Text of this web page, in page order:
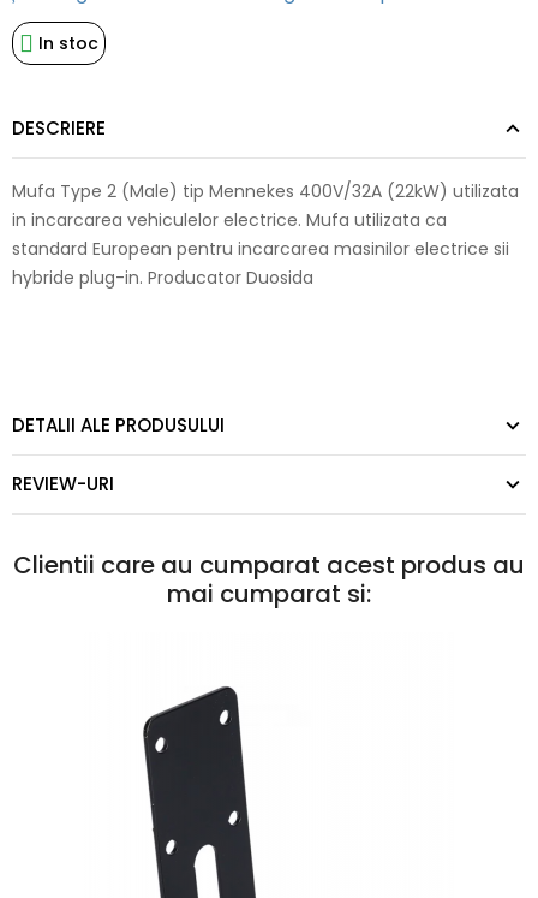
In stoc
DESCRIERE
Mufa Type 2 (Male) tip Mennekes 400V/32A (22kW) utilizata
in incarcarea vehiculelor electrice. Mufa utilizata ca
standard European pentru incarcarea masinilor electrice sii
hybride plug-in. Producator Duosida
DETALII ALE PRODUSULUI
REVIEW-URI
Clientii care au cumparat acest produs au
mai cumparat si: